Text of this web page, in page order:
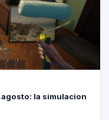
la simulacion